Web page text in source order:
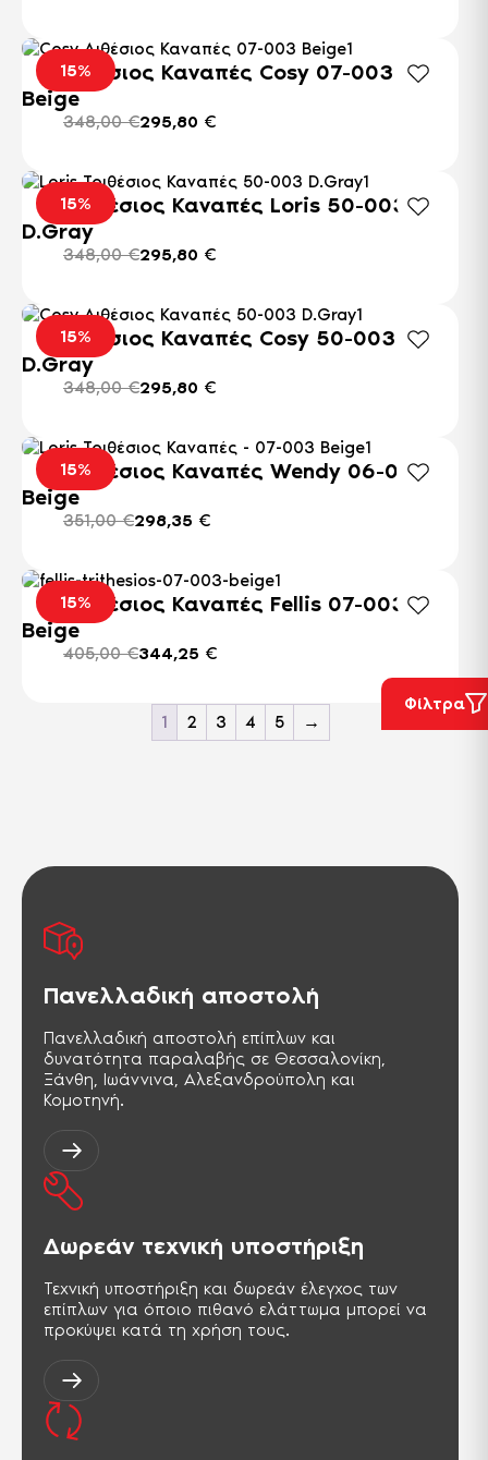
Φίλτρα
15%
Διθέσιος Καναπές Cosy 07-003
Beige
348,00€295,80 €
Αυτό
το
προϊόν
έχει
πολλαπλές
Οι
επιλογές
μπορούν
να
επιλεγούν
του
προϊόντος
15%
Τριθέσιος Καναπές Loris 50-003
D.Gray
348,00€295,80 €
Αυτό
το
προϊόν
έχει
πολλαπλές
Οι
επιλογές
μπορούν
να
επιλεγούν
του
προϊόντος
15%
Διθέσιος Καναπές Cosy 50-003
D.Gray
348,00€295,80 €
Αυτό
το
προϊόν
έχει
πολλαπλές
Οι
επιλογές
μπορούν
να
επιλεγούν
του
προϊόντος
15%
Τριθέσιος Καναπές Wendy 06-003
Beige
351,00€298,35 €
Αυτό
το
προϊόν
έχει
πολλαπλές
Οι
επιλογές
μπορούν
να
επιλεγούν
15%
Τριθέσιος Καναπές Fellis 07-003
Beige
405,00€344,25 €
1 2 3 4 5 →
Πανελλαδική αποστολή
Πανελλαδική αποστολή επίπλων και
δυνατότητα παραλαβής σε Θεσσαλονίκη,
Ξάνθη, Ιωάννινα, Αλεξανδρούπολη και
Κομοτηνή.
Δωρεάν τεχνική υποστήριξη
Τεχνική υποστήριξη και δωρεάν έλεγχος των
επίπλων για όποιο πιθανό ελάττωμα μπορεί να
προκύψει κατά τη χρήση τους.